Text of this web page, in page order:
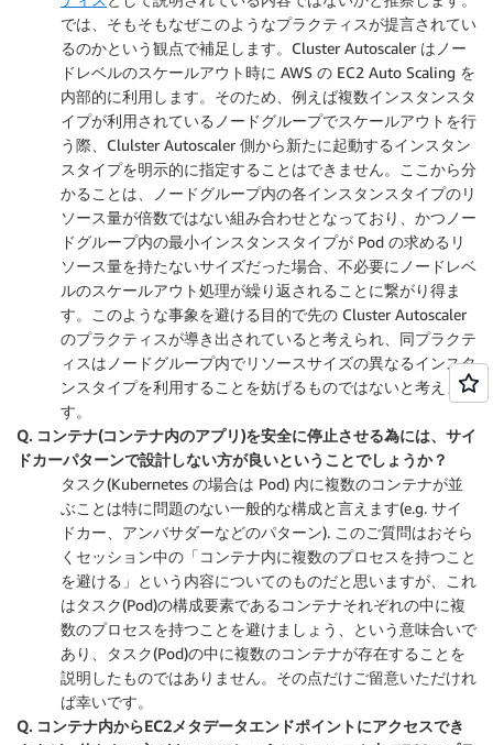
では、そもそもなぜこのようなプラクティスが提言されてい
るのかという観点で補足します。Cluster Autoscaler はノー
ドレベルのスケールアウト時に AWS の EC2 Auto Scaling を
内部的に利用します。そのため、例えば複数インスタンスタ
イプが利用されているノードグループでスケールアウトを行
う際、Clulster Autoscaler 側から新たに起動するインスタン
スタイプを明示的に指定することはできません。ここから分
かることは、ノードグループ内の各インスタンスタイプのリ
ソース量が倍数ではない組み合わせとなっており、かつノー
ドグループ内の最小インスタンスタイプが Pod の求めるリ
ソース量を持たないサイズだった場合、不必要にノードレベ
ルのスケールアウト処理が繰り返されることに繋がり得ま
す。このような事象を避ける目的で先の Cluster Autoscaler
のプラクティスが導き出されていると考えられ、同プラクテ
ィスはノードグループ内でリソースサイズの異なるインスタ
ンスタイプを利用することを妨げるものではないと考えま
す。
Q. コンテナ(コンテナ内のアプリ)を安全に停止させる為には、サイ
ドカーパターンで設計しない方が良いということでしょうか？
タスク(Kubernetes の場合は Pod) 内に複数のコンテナが並
ぶことは特に問題のない一般的な構成と言えます(e.g. サイ
ドカー、アンバサダーなどのパターン). このご質問はおそら
くセッション中の「コンテナ内に複数のプロセスを持つこと
を避ける」という内容についてのものだと思いますが、これ
はタスク(Pod)の構成要素であるコンテナそれぞれの中に複
数のプロセスを持つことを避けましょう、という意味合いで
あり、タスク(Pod)の中に複数のコンテナが存在することを
説明したものではありません。その点だけご留意いただけれ
ば幸いです。
Q. コンテナ内からEC2メタデータエンドポイントにアクセスでき